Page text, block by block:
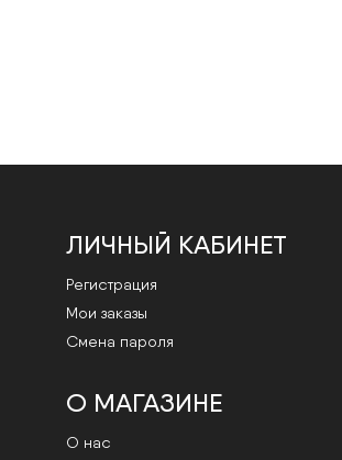
ЛИЧНЫЙ КАБИНЕТ
Регистрация
Мои заказы
Смена пароля
О МАГАЗИНЕ
О нас